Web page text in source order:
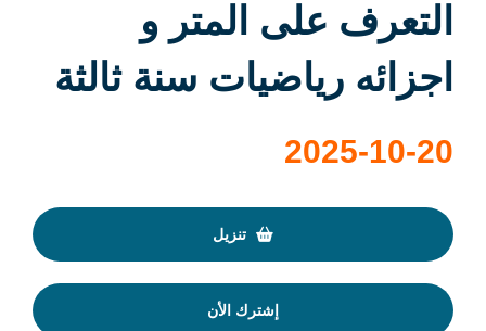
التعرف على المتر و
اجزائه رياضيات سنة ثالثة
2025-10-20
تنزيل
إشترك الأن